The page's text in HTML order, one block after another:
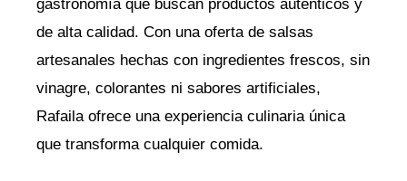
gastronomía que buscan productos auténticos y
de alta calidad. Con una oferta de salsas
artesanales hechas con ingredientes frescos, sin
vinagre, colorantes ni sabores artificiales,
Rafaila ofrece una experiencia culinaria única
que transforma cualquier comida.